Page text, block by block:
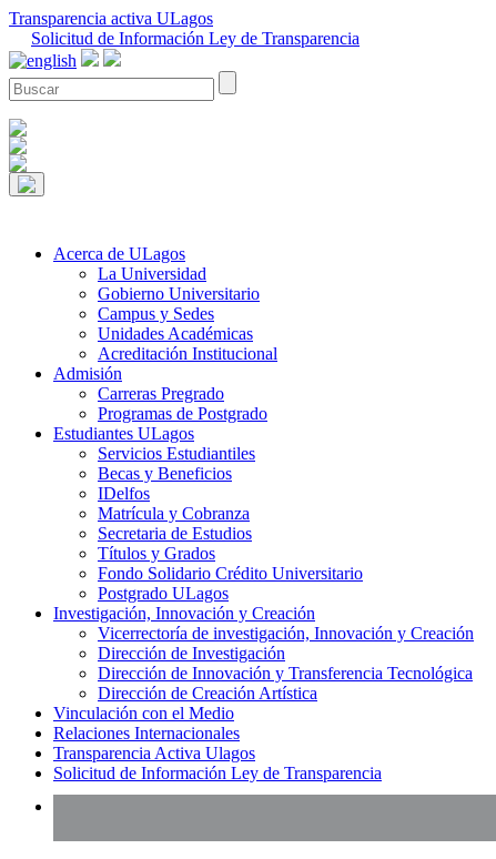
Transparencia activa ULagos
Solicitud de Información Ley de Transparencia
Acerca de ULagos
La Universidad
Gobierno Universitario
Campus y Sedes
Unidades Académicas
Acreditación Institucional
Admisión
Carreras Pregrado
Programas de Postgrado
Estudiantes ULagos
Servicios Estudiantiles
Becas y Beneficios
IDelfos
Matrícula y Cobranza
Secretaria de Estudios
Títulos y Grados
Fondo Solidario Crédito Universitario
Postgrado ULagos
Investigación, Innovación y Creación
Vicerrectoría de investigación, Innovación y Creación
Dirección de Investigación
Dirección de Innovación y Transferencia Tecnológica
Dirección de Creación Artística
Vinculación con el Medio
Relaciones Internacionales
Transparencia Activa Ulagos
Solicitud de Información Ley de Transparencia